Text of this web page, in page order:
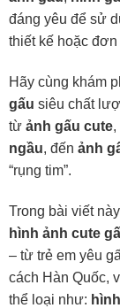
đáng yêu để sử
thiết kế hoặc
Hãy cùng khám
gấu siêu chất
từ ảnh gấu cute,
ngầu, đến ảnh
“rụng tim”.
Trong bài viết
hình ảnh cute
– từ trẻ em yêu
cách Hàn Quốc,
thể loại như: